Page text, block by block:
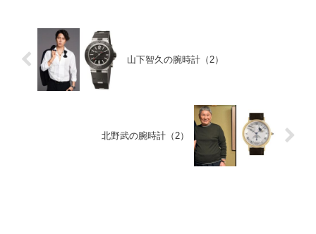
山下智久の腕時計（2）
北野武の腕時計（2）